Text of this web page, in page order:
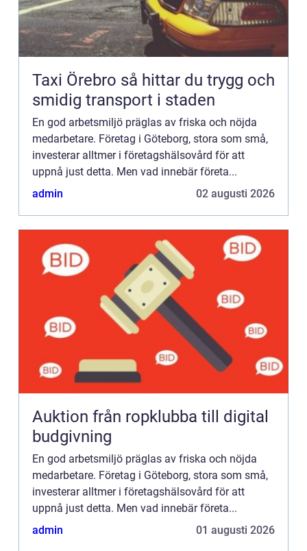
Taxi Örebro så hittar du trygg och
smidig transport i staden
En god arbetsmiljö präglas av friska och nöjda
medarbetare. Företag i Göteborg, stora som små,
investerar alltmer i företagshälsovård för att
uppnå just detta. Men vad innebär företa...
admin
02 augusti 2026
Auktion från ropklubba till digital
budgivning
En god arbetsmiljö präglas av friska och nöjda
medarbetare. Företag i Göteborg, stora som små,
investerar alltmer i företagshälsovård för att
uppnå just detta. Men vad innebär företa...
admin
01 augusti 2026